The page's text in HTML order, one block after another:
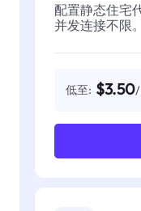
配置静态住宅
并发连接不限。
低至: $3.50/